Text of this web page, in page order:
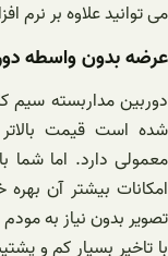
می توانید علاوه بر نرم
عرضه بدون واسطه
دوربین مداربسته سیم
شده است قیمت
معمولی دارد. اما شما
امکانات بیشتر آن
تصویر بدون نیاز به